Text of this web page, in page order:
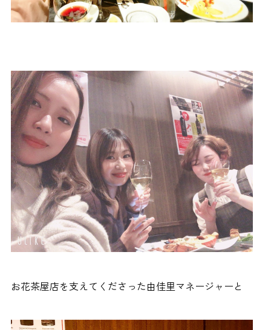
お花茶屋店を支えてくださった由佳里マネージャーと